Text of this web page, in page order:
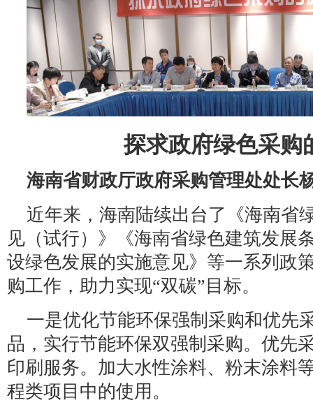
探求政府绿色采购
海南省财政厅政府采购管理处处长
近年来，海南陆续出台了《海南省
见（试行）》《海南省绿色建筑发展
设绿色发展的实施意见》等一系列政
购工作，助力实现“双碳”目标。
一是优化节能环保强制采购和优先
品，实行节能环保双强制采购。优先
印刷服务。加大水性涂料、粉末涂料
程类项目中的使用。